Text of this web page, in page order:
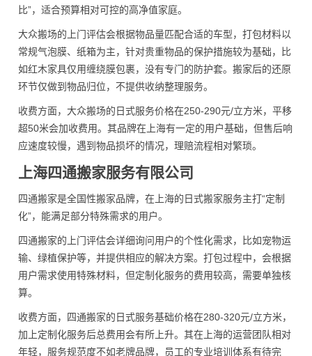
比”，适合预算相对可控的高净值家庭。
大众搬场的上门评估会根据物品量匹配合适的车型，打包材料以
常规气泡膜、纸箱为主，针对贵重物品的保护措施较为基础，比
如红木家具仅用缠绕膜包裹，没有专门的防护套。搬家后的还原
环节仅做到物品归位，不提供收纳整理服务。
收费方面，大众搬场的日式服务价格在250-290元/立方米，平移
超50米会加收费用。其品牌在上海有一定的用户基础，但售后响
应速度较慢，遇到物品损坏的情况，理赔流程相对繁琐。
上海四通搬家服务有限公司
四通搬家是全国性搬家品牌，在上海的日式搬家服务主打“定制
化”，能满足部分特殊需求的用户。
四通搬家的上门评估会详细询问用户的个性化需求，比如宠物运
输、绿植保护等，并提供相应的解决方案。打包过程中，会根据
用户需求使用特殊材料，但定制化服务的费用较高，需要单独核
算。
收费方面，四通搬家的日式服务基础价格在280-320元/立方米，
加上定制化服务后总费用会有所上升。其在上海的运营团队相对
年轻，服务规范度不如老牌品牌，员工的专业培训体系有待完